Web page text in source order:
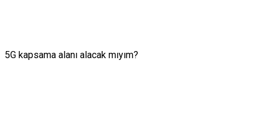
5G kapsama alanı alacak mıyım?